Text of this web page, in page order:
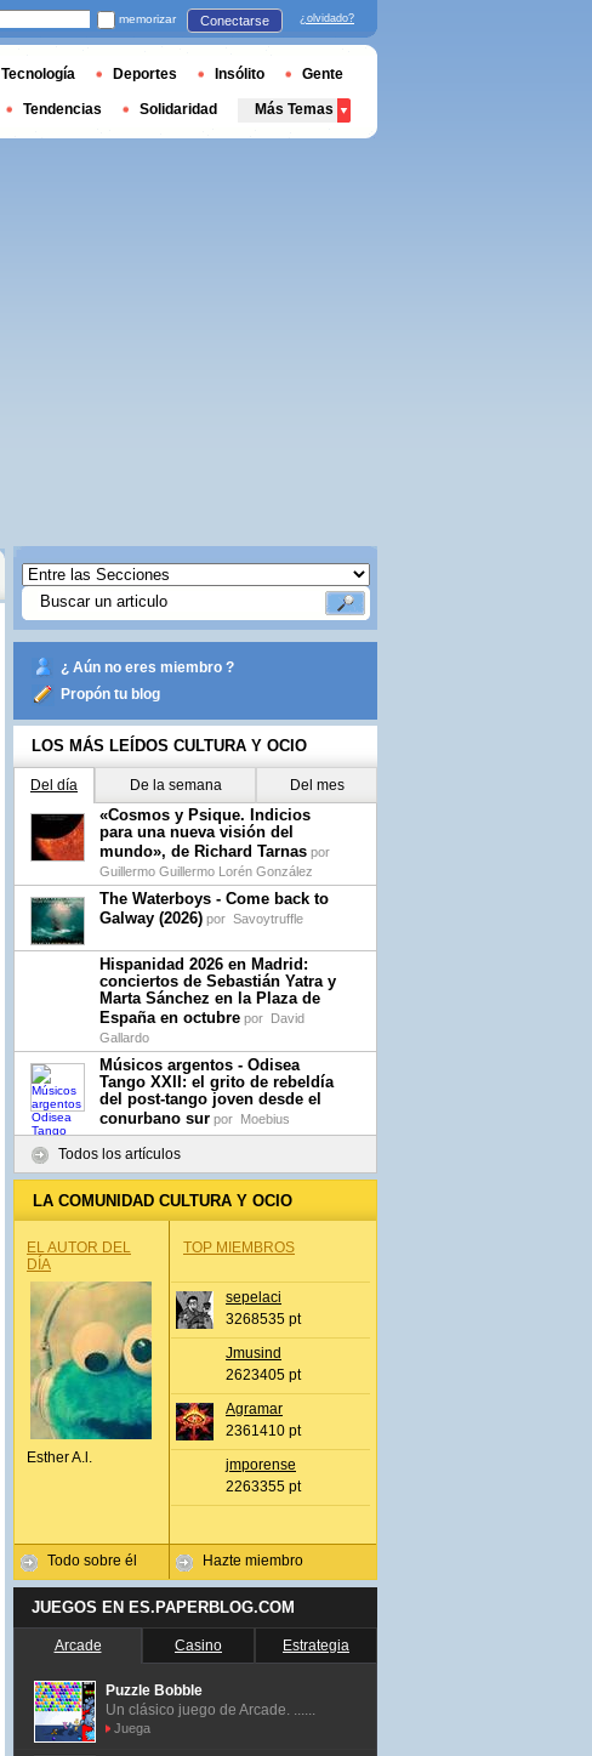
¿ Aún no eres miembro ?
Propón tu blog
LOS MÁS LEÍDOS CULTURA Y OCIO
Del día De la semana Del mes
«Cosmos y Psique. Indicios
para una nueva visión del
mundo», de Richard Tarnas por
Guillermo Guillermo Lorén González
The Waterboys - Come back to
Galway (2026) por Savoytruffle
Hispanidad 2026 en Madrid:
conciertos de Sebastián Yatra y
Marta Sánchez en la Plaza de
España en octubre por David
Gallardo
Músicos argentos - Odisea
Tango XXII: el grito de rebeldía
del post-tango joven desde el
conurbano sur por Moebius
Todos los artículos
LA COMUNIDAD CULTURA Y OCIO
EL AUTOR DEL
DÍA
Esther A.l.
Todo sobre él
TOP MIEMBROS
sepelaci
3268535 pt
Jmusind
2623405 pt
Agramar
2361410 pt
jmporense
2263355 pt
Hazte miembro
JUEGOS EN ES.PAPERBLOG.COM
Arcade Casino Estrategia
Puzzle Bobble
Un clásico juego de Arcade. ......
Juega
memorizar Conectarse ¿olvidado?
Tecnología Deportes Insólito Gente
Tendencias Solidaridad Más Temas